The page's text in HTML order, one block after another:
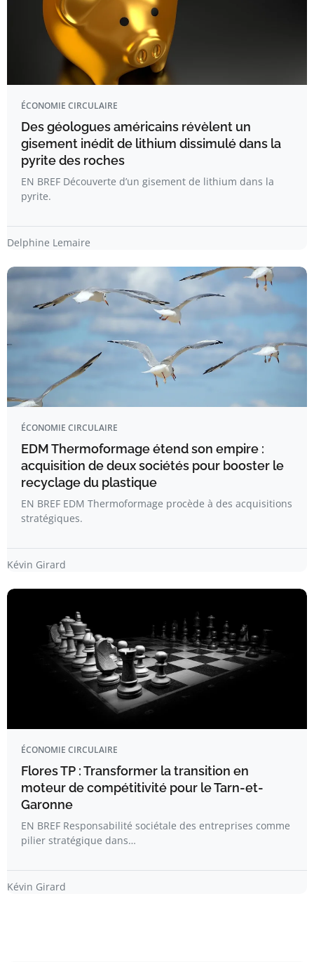
ÉCONOMIE CIRCULAIRE
Des géologues américains révèlent un
gisement inédit de lithium dissimulé dans la
pyrite des roches
EN BREF Découverte d’un gisement de lithium dans la
pyrite.
Delphine Lemaire
ÉCONOMIE CIRCULAIRE
EDM Thermoformage étend son empire :
acquisition de deux sociétés pour booster le
recyclage du plastique
EN BREF EDM Thermoformage procède à des acquisitions
stratégiques.
Kévin Girard
ÉCONOMIE CIRCULAIRE
Flores TP : Transformer la transition en
moteur de compétitivité pour le Tarn-et-
Garonne
EN BREF Responsabilité sociétale des entreprises comme
pilier stratégique dans…
Kévin Girard